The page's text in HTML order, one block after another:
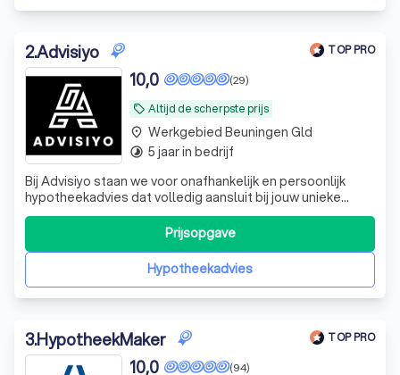
2.Advisiyo TOP PRO
local_offer Altijd de scherpste prijs
(29)
10,0
Bij Advisiyo staan we voor onafhankelijk en persoonlijk
hypotheekadvies dat volledig aansluit bij jouw unieke
situatie en wensen. Als ervaren tussenpersoon vergelijken
we de mogelijkheden bij diverse hypotheekverstrekkers
om de beste oplossing voor jou te vinden. Of je nu een
starter bent, wilt doorHypotheekadvies
Prijsopgave
place Werkgebied Beuningen Gld
timelapse 5 jaar in bedrijf
3.HypotheekMaker TOP PRO
(94)
10,0